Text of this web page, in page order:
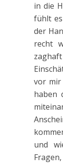
in die
fühlt
der
recht
vor mir
haben
und